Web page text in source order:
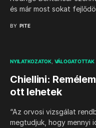
és már most sokat
BY PITE
NYILATKOZATOK VÁLOGATOTTAK
Chiellini:
ott lehetek
“Az orvosi vizsgálat
megtudjuk, hogy mennyi